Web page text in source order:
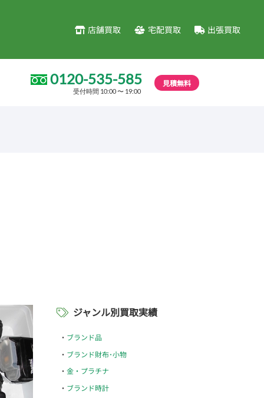
店舗買取 宅配買取 出張買取
0120-535-585
受付時間 10:00 〜 19:00
見積無料
ジャンル別買取実績
ブランド品
ブランド財布･小物
金・プラチナ
ブランド時計